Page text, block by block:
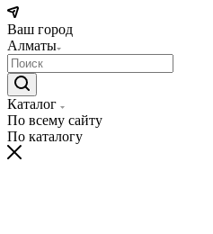
Ваш город
Алматы
Каталог
По всему сайту
По каталогу